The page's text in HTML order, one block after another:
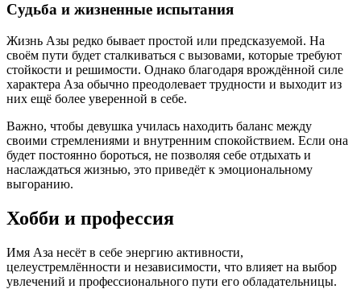
Судьба и жизненные испытания
Жизнь Азы редко бывает простой или предсказуемой. На
своём пути будет сталкиваться с вызовами, которые требуют
стойкости и решимости. Однако благодаря врождённой силе
характера Аза обычно преодолевает трудности и выходит из
них ещё более уверенной в себе.
Важно, чтобы девушка училась находить баланс между
своими стремлениями и внутренним спокойствием. Если она
будет постоянно бороться, не позволяя себе отдыхать и
наслаждаться жизнью, это приведёт к эмоциональному
выгоранию.
Хобби и профессия
Имя Аза несёт в себе энергию активности,
целеустремлённости и независимости, что влияет на выбор
увлечений и профессионального пути его обладательницы.